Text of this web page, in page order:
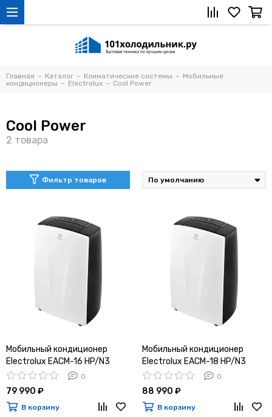
Главная Каталог Климатические системы
Мобильные
кондиционеры
Electrolux Cool Power
Cool Power
Фильтр товаров
Мобильный кондиционер
Electrolux EACM-16 HP/N3
0
79 990 ₽
В корзину
Мобильный кондиционер
Electrolux EACM-18 HP/N3
0
88 990 ₽
В корзину